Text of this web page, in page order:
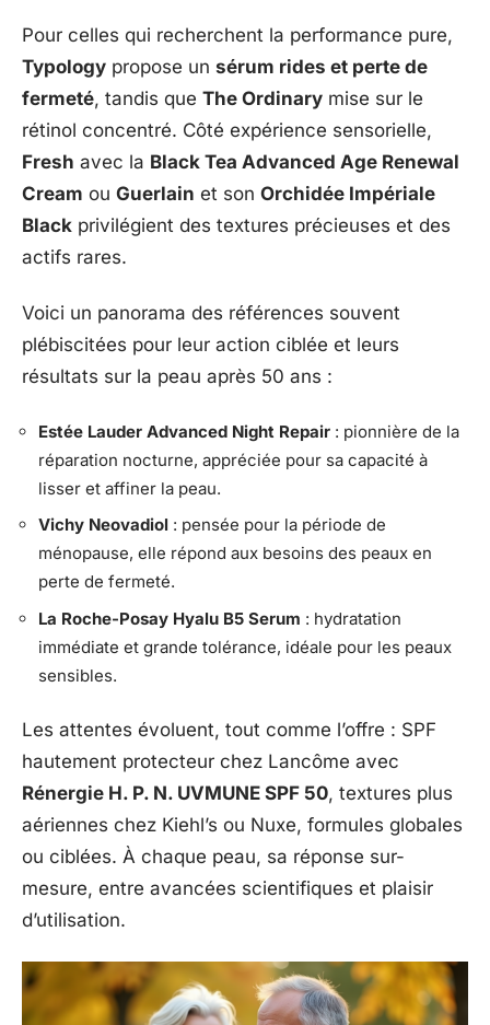
Pour celles qui recherchent la performance pure,
Typology propose un sérum rides et perte de
fermeté, tandis que The Ordinary mise sur le
rétinol concentré. Côté expérience sensorielle,
Fresh avec la Black Tea Advanced Age Renewal
Cream ou Guerlain et son Orchidée Impériale
Black privilégient des textures précieuses et des
actifs rares.
Voici un panorama des références souvent
plébiscitées pour leur action ciblée et leurs
résultats sur la peau après 50 ans :
Estée Lauder Advanced Night Repair : pionnière de la
réparation nocturne, appréciée pour sa capacité à
lisser et affiner la peau.
Vichy Neovadiol : pensée pour la période de
ménopause, elle répond aux besoins des peaux en
perte de fermeté.
La Roche-Posay Hyalu B5 Serum : hydratation
immédiate et grande tolérance, idéale pour les peaux
sensibles.
Les attentes évoluent, tout comme l’offre : SPF
hautement protecteur chez Lancôme avec
Rénergie H. P. N. UVMUNE SPF 50, textures plus
aériennes chez Kiehl’s ou Nuxe, formules globales
ou ciblées. À chaque peau, sa réponse sur-
mesure, entre avancées scientifiques et plaisir
d’utilisation.